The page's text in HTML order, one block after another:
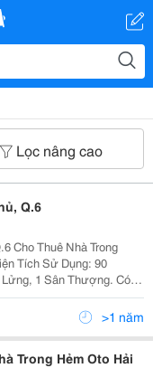
Lọc nâng cao
Q.6
Tích Sử Dụng: 90
1 Sân Thượng. Có 2
Dân Cư Hiện Đông
Tiện Đi Lại, Cho Thuê
>1 năm
Trong Hẻm Oto Hải